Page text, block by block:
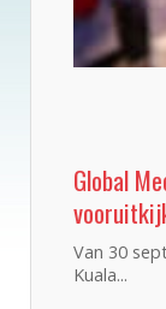
Global
Van 30
Kuala...